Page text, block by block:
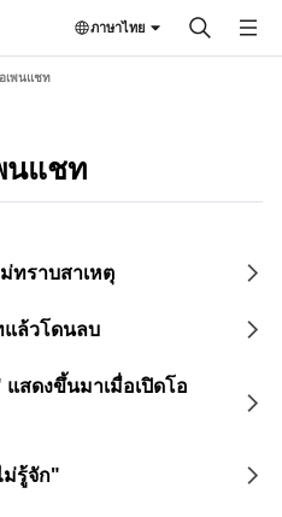
ภาษาไทย
เพนแชท
นแชท
ทราบสาเหตุ
แล้วโดนลบ
สดงขึ้นมาเมื่อเปิดโอ
ม่รู้จัก"